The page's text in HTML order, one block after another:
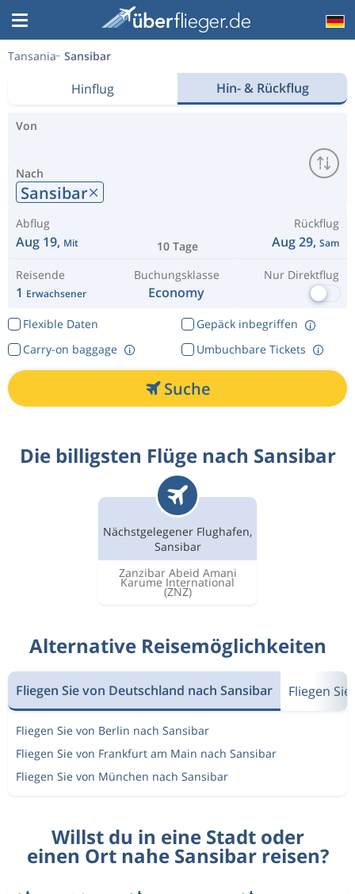
Tansania Sansibar
Hinflug Hin- & Rückflug
Von
Nach
Sansibar
Abflug
Aug 19, Mit 10 Tage
Rückflug
Aug 29, Sam
Reisende
1 Erwachsener
Buchungsklasse
Economy
Nur Direktflug
Flexible Daten
Gepäck inbegriffen
Umbuchbare Tickets
Carry-on baggage
Suche
Die billigsten Flüge nach Sansibar
Nächstgelegener Flughafen,
Sansibar
Zanzibar Abeid Amani
Karume International
(ZNZ)
Alternative Reisemöglichkeiten
Fliegen Sie von Deutschland nach Sansibar Fliegen
Fliegen Sie von Berlin nach Sansibar
Fliegen Sie von Frankfurt am Main nach Sansibar
Fliegen Sie von München nach Sansibar
Willst du in eine Stadt oder
einen Ort nahe Sansibar reisen?